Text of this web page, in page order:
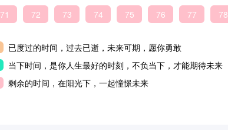
71
72 73 74 75 76 77 78
已度过的时间，过去已逝，未来可期，愿你勇敢
当下时间，是你人生最好的时刻，不负当下，才能期待未来
剩余的时间，在阳光下，一起憧憬未来